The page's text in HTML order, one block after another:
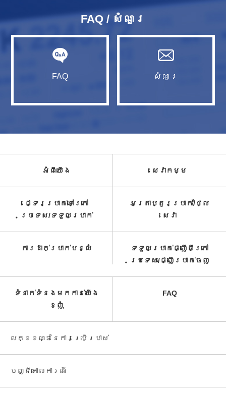
FAQ / សំណួរ​
FAQ សំណួរ​
អំពី​យើង សេវាកម្ម​
ផ្ទេរប្រាក់ទៅក្រៅ
ប្រទេស/ទទួល​ប្រាក់​
អត្រាប្តូរប្រាក់/ថ្លៃ
សេវា​
ការដាក់ប្រាក់បន្លំ
ទទួលប្រាក់ផ្ញើពីក្រៅ
ប្រទេស/ផ្ញើប្រាក់ចេញ
ទំនាក់ទំនងមកកាន់យើង
ខ្ញុំ
FAQ
លក្ខខណ្ឌនៃការប្រើប្រាស់
បញ្ជី​គោលការណ៍